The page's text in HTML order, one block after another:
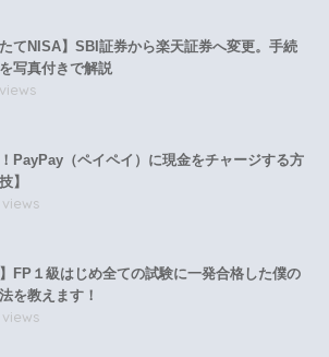
たてNISA】SBI証券から楽天証券へ変更。手続
写真付きで解説
PayPay（ペイペイ）に現金をチャージする方
】
】FP１級はじめ全ての試験に一発合格した僕の
を教えます！